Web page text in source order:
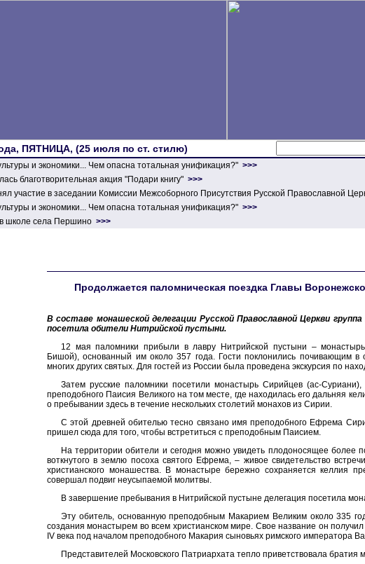
ПЯТНИЦА, (25 июля по ст. стилю)
и экономики... Чем опасна тотальная унификация?" >>>
благотворительная акция "Подари книгу" >>>
участие в заседании Комиссии Межсоборного Присутствия Русской Православной
и экономики... Чем опасна тотальная унификация?" >>>
школе села Першино >>>
Продолжается паломническая поездка Главы
В составе монашеской делегации Русской Православной Церкви
посетила обители Нитрийской пустыни.
12 мая паломники прибыли в лавру Нитрийской пустыни –
Бишой), основанный им около 357 года. Гости поклонились почивающим в
многих других святых. Для гостей из России была проведена экскурсия по
Затем русские паломники посетили монастырь Сирийцев (ас-
преподобного Паисия Великого на том месте, где находилась его дальняя
о пребывании здесь в течение нескольких столетий монахов из Сирии.
С этой древней обителью тесно связано имя преподобного Ефрема
пришел сюда для того, чтобы встретиться с преподобным Паисием.
На территории обители и сегодня можно увидеть плодоносящее более
воткнутого в землю посоха святого Ефрема, – живое свидетельство
христианского монашества. В монастыре бережно сохраняется келлия
совершал подвиг неусыпаемой молитвы.
В завершение пребывания в Нитрийской пустыне делегация посетила
Эту обитель, основанную преподобным Макарием Великим около 335
создания монастырем во всем христианском мире. Свое название он
IV века под началом преподобного Макария сыновьях римского императора
Представителей Московского Патриархата тепло приветствовала братия